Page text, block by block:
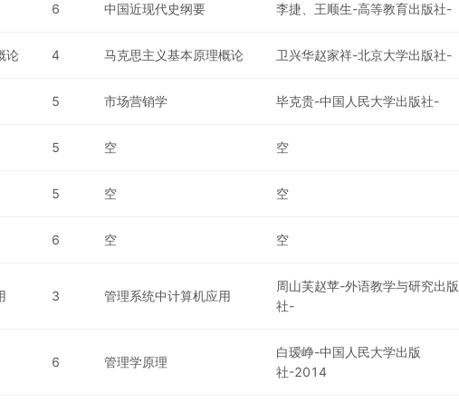
6 中国近现代史纲要 李捷、王顺生-高等教育出版社-
论 4 马克思主义基本原理概论 卫兴华赵家祥-北京大学出版社-
5 市场营销学 毕克贵-中国人民大学出版社-
5 空 空
5 空 空
6 空 空
3 管理系统中计算机应用
周山芙赵苹-外语教学与研究出版
社-
6 管理学原理
白瑷峥-中国人民大学出版
社-2014